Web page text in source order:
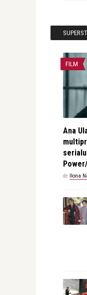
FILM
Ana
de Ilona